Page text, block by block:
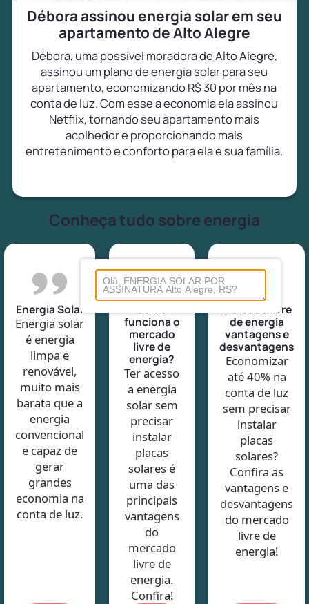
Débora assinou energia solar em seu
apartamento de Alto Alegre
Débora, uma possível moradora de Alto Alegre,
assinou um plano de energia solar para seu
apartamento, economizando R$ 30 por mês na
conta de luz. Com esse a economia ela assinou
Netflix, tornando seu apartamento mais
acolhedor e proporcionando mais
entretenimento e conforto para ela e sua família.
Conheça tudo sobre energia
Energia Solar
Energia solar
é energia
limpa e
renovável,
muito mais
barata que a
energia
convencional
e capaz de
gerar
grandes
economia na
conta de luz.
Como
funciona o
mercado
livre de
energia?
Ter acesso
a energia
solar sem
precisar
instalar
placas
solares é
uma das
principais
vantagens
do
mercado
livre de
energia.
Confira!
Mercado livre
de energia
vantagens e
desvantagens
Economizar
até 40% na
conta de luz
sem precisar
instalar
placas
solares?
Confira as
vantagens e
desvantagens
do mercado
livre de
energia!